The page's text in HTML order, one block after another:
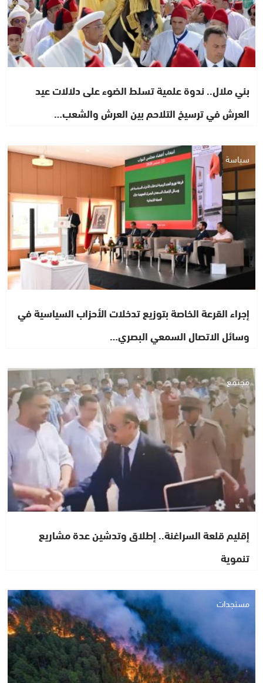
بني ملال.. ندوة علمية تسلط الضوء على دلالات عيد
العرش في ترسيخ التلاحم بين العرش والشعب…
سياسة
إجراء القرعة الخاصة بتوزيع تدخلات الأحزاب السياسية في
وسائل الاتصال السمعي البصري…
مجتمع
إقليم قلعة السراغنة.. إطلاق وتدشين عدة مشاريع
تنموية
مستجدات